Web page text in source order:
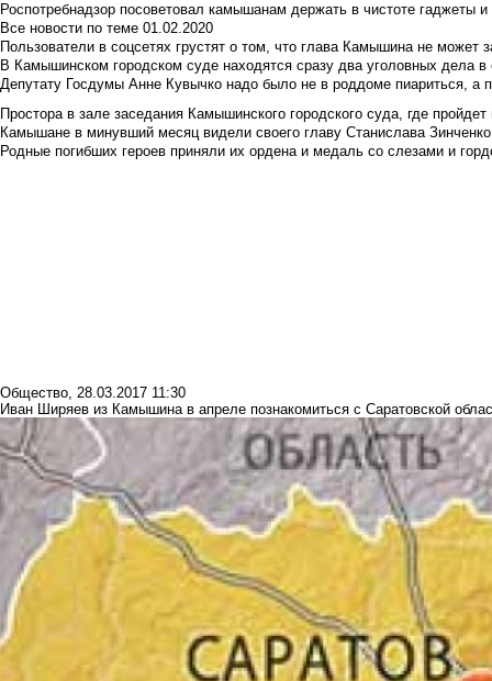
Роспотребнадзор посоветовал камышанам держать в чистоте гаджеты
Все новости по теме 01.02.2020
Пользователи в соцсетях грустят о том, что глава Камышина не может
В Камышинском городском суде находятся сразу два уголовных дела
Депутату Госдумы Анне Кувычко надо было не в роддоме пиариться, а
Простора в зале заседания Камышинского городского суда, где
Камышане в минувший месяц видели своего главу Станислава Зинченко
Родные погибших героев приняли их ордена и медаль со слезами и
Общество, 28.03.2017 11:30
Иван Ширяев из Камышина в апреле познакомиться с Саратовской